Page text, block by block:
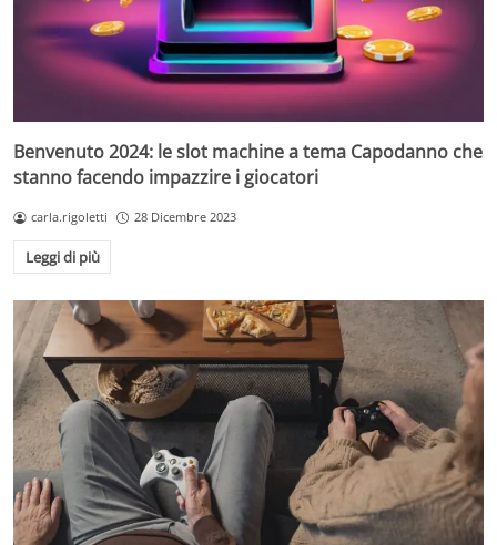
Benvenuto 2024: le slot machine a tema Capodanno che
stanno facendo impazzire i giocatori
carla.rigoletti 28 Dicembre 2023
Leggi di più